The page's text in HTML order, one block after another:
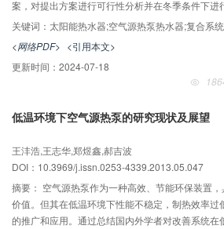
案，对提出方案进行可行性分析并在冬季条件下进
到的优化程度。最后提出一种优化方案的综合运行
度、气候环境计算出该优化方案的综合运行效果
减少达45.8%。
关键词： 太阳能热水器;空气源热泵热水器;复合系
<网络PDF> <引用本文>
更新时间： 2024-07-18
低温环境下空气源热泵的研究现状及展望
王沣浩,王志华,郑煜鑫,郝吉波
DOI：10.3969/j.issn.0253-4339.2013.05.047
摘要： 空气源热泵作为一种高效、节能环保装置
价值。但其在低温环境下性能不稳定，制热效率过
的推广和应用。通过总结国内外学者对改善系统在